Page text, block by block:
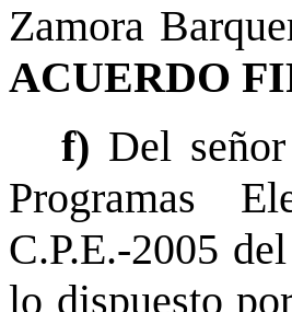
Zamora
ACUERDO
f) Del
Programas
C.P.E.-2005
lo dispuesto